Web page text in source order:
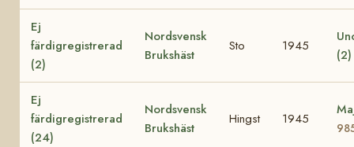
Ej
färdigregistrerad
(2)
Nordsvensk
Brukshäst
Sto 1945
(2)
Ej
färdigregistrerad
(24)
Nordsvensk
Brukshäst
Hingst 1945